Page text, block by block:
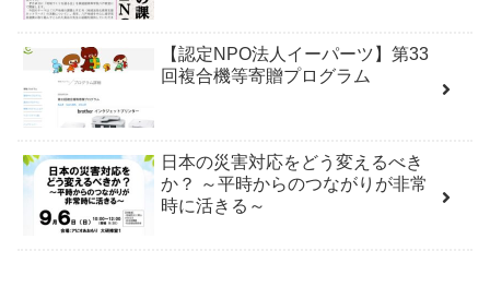
【認定NPO法人イーパーツ】第33
回複合機等寄贈プログラム
日本の災害対応をどう変えるべき
か？ ～平時からのつながりが非常
時に活きる～